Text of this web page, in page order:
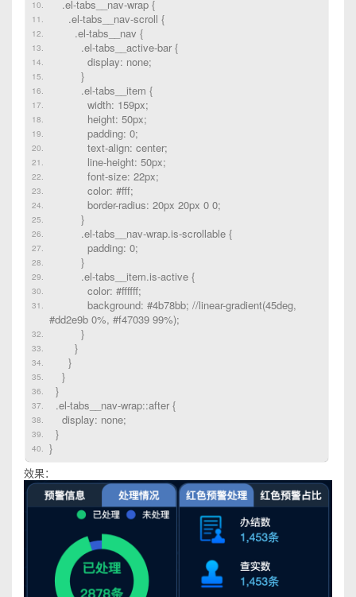
.el-tabs__nav-wrap {
.el-tabs__nav-scroll {
.el-tabs__nav {
.el-tabs__active-bar {
display: none;
}
.el-tabs__item {
width: 159px;
height: 50px;
padding: 0;
text-align: center;
line-height: 50px;
font-size: 22px;
color: #fff;
border-radius: 20px 20px 0 0;
}
.el-tabs__nav-wrap.is-scrollable {
padding: 0;
}
.el-tabs__item.is-active {
color: #ffffff;
background: #4b78bb; //linear-gradient(45deg,
#dd2e9b 0%, #f47039 99%);
}
}
}
}
}
.el-tabs__nav-wrap::after {
display: none;
}
}
效果：